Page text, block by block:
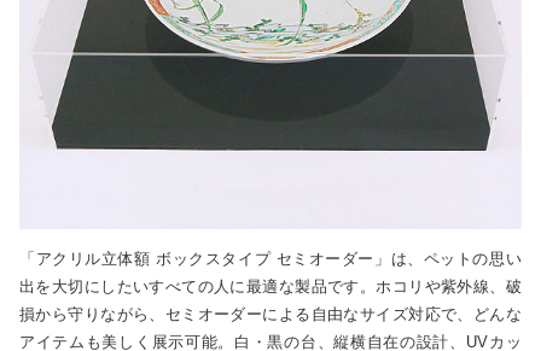
「アクリル立体額 ボックスタイプ セミオーダー」は、ペットの思い
出を大切にしたいすべての人に最適な製品です。ホコリや紫外線、破
損から守りながら、セミオーダーによる自由なサイズ対応で、どんな
アイテムも美しく展示可能。白・黒の台、縦横自在の設計、UVカッ